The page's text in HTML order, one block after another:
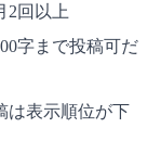
2回以上
字まで投稿可だ
は表示順位が下